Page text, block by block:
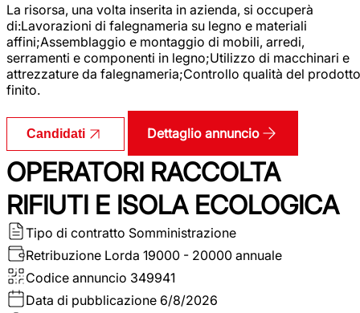
La risorsa, una volta inserita in azienda, si occuperà
di:Lavorazioni di falegnameria su legno e materiali
affini;Assemblaggio e montaggio di mobili, arredi,
serramenti e componenti in legno;Utilizzo di macchinari e
attrezzature da falegnameria;Controllo qualità del prodotto
finito.
Candidati Dettaglio annuncio
OPERATORI RACCOLTA
RIFIUTI E ISOLA ECOLOGICA
Tipo di contratto Somministrazione
Retribuzione Lorda 19000 - 20000 annuale
Codice annuncio 349941
Data di pubblicazione 6/8/2026